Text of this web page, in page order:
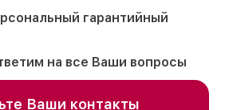
гарантийный
на все Ваши вопросы
Ваши контакты